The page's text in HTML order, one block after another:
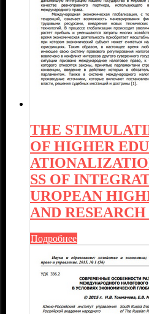
THE
OF HIGHER
SS OF
UROPEAN
AND
Подробнее